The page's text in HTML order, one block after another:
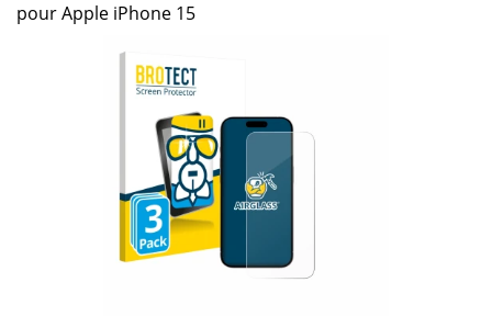
pour Apple iPhone 15